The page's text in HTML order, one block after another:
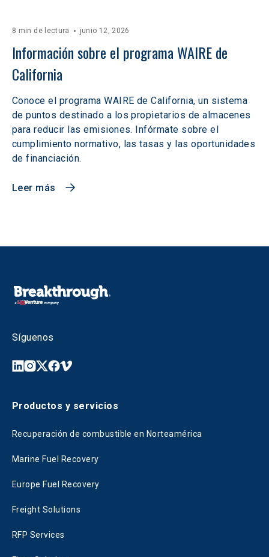
8 min de lectura junio 12, 2026
Información sobre el programa WAIRE de
California
Conoce el programa WAIRE de California, un sistema
de puntos destinado a los propietarios de almacenes
para reducir las emisiones. Infórmate sobre el
cumplimiento normativo, las tasas y las oportunidades
de financiación.
Leer más
Síguenos
Productos y servicios
Recuperación de combustible en Norteamérica
Marine Fuel Recovery
Europe Fuel Recovery
Freight Solutions
RFP Services